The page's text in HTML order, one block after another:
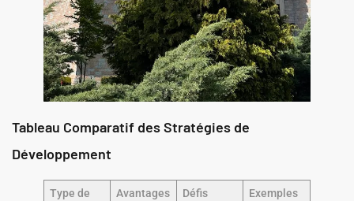
Tableau Comparatif des Stratégies de
Développement
Type de
Avantages
Défis
Exemples